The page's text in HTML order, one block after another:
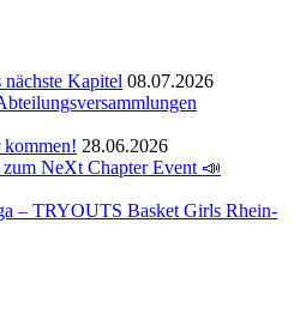
Kapitel 08.07.2026
28.06.2026
NeXt Chapter Event 📣
– TRYOUTS Basket Girls Rhein-